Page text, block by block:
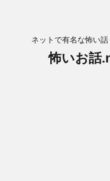
ネットで有名な怖い
怖いお話